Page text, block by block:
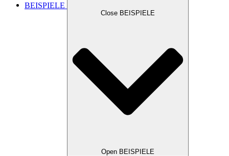
BEISPIELE
Close BEISPIELE
Open BEISPIELE